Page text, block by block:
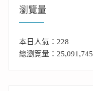
瀏覽量
本日人氣：228
總瀏覽量：25,091,745